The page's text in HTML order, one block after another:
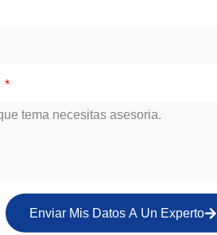
Enviar Mis Datos A Un Experto